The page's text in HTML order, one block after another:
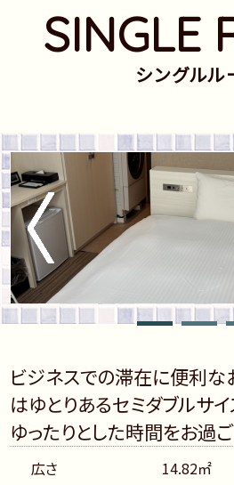
SINGLE
シングルル
ビジネスでの滞在に便利な
はゆとりあるセミダブルサ
ゆったりとした時間をお過ご
広さ 14.82㎡